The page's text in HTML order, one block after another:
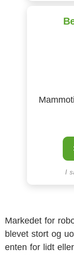
I
Markedet for
blevet stort og
enten for lidt